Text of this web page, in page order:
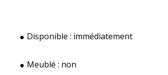
Disponible : immédiatement
Meublé : non